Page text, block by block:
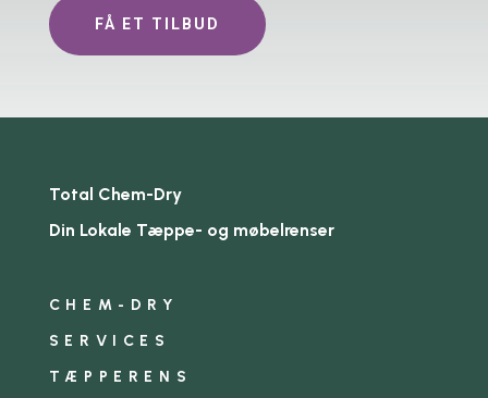
FÅ ET TILBUD
Total Chem-Dry
Din Lokale Tæppe- og møbelrenser
CHEM-DRY
SERVICES
TÆPPERENS